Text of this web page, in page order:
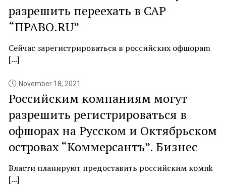
разрешить переехать в САР
“ПРАВО.RU”
Сейчас зарегистрироваться в российских офшораm
[...]
November 18, 2021
Российским компаниям могут
разрешить регистрироваться в
офшорах на Русском и Октябрьском
островах “Коммерсантъ”. Бизнес
Власти планируют предоставить российским компk
[...]